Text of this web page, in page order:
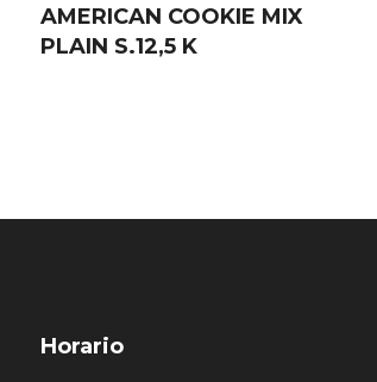
AMERICAN COOKIE MIX
PLAIN S.12,5 K
Horario